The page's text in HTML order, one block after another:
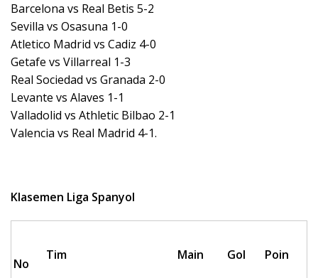
Barcelona vs Real Betis 5-2
Sevilla vs Osasuna 1-0
Atletico Madrid vs Cadiz 4-0
Getafe vs Villarreal 1-3
Real Sociedad vs Granada 2-0
Levante vs Alaves 1-1
Valladolid vs Athletic Bilbao 2-1
Valencia vs Real Madrid 4-1.
Klasemen Liga Spanyol
No
Tim Main Gol Poin